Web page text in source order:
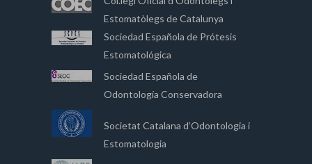
Estomatòlegs de Catalunya
Sociedad Española de Prótesis
Estomatológica
Sociedad Española de
Odontología Conservadora
Societat Catalana d’Odontologia i
Estomatologia